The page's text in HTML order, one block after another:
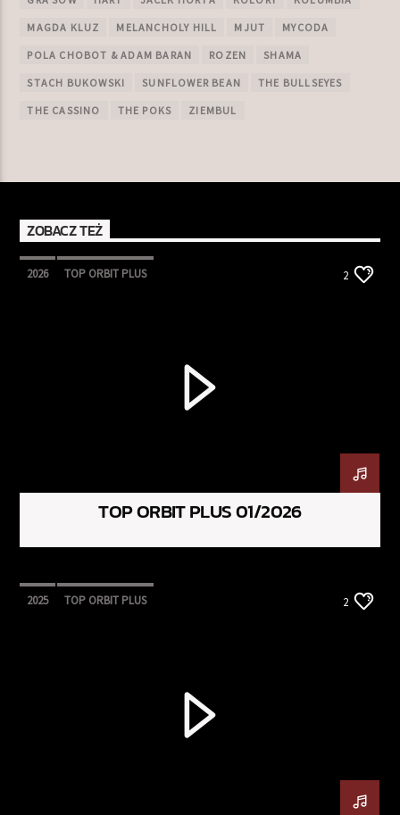
MAGDA KLUZ MELANCHOLY HILL MJUT MYCODA
POLA CHOBOT & ADAM BARAN ROZEN SHAMA
STACH BUKOWSKI SUNFLOWER BEAN THE BULLSEYES
THE CASSINO THE POKS ZIEMBUL
ZOBACZ TEŻ
2026 TOP ORBIT PLUS 2
TOP ORBIT PLUS 01/2026
2025 TOP ORBIT PLUS 2